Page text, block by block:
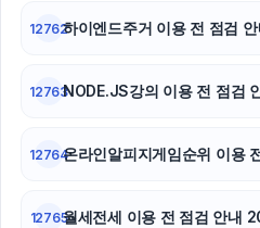
12762하이엔드주거 이용 전 점검
12763NODE.JS강의 이용 전 점
12764온라인알피지게임순위 이
12765월세전세 이용 전 점검 안내